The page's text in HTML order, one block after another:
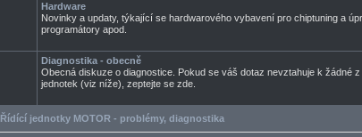
Hardware
Novinky a updaty, týkající se hardwarového vybavení pro chiptuning a
programátory apod.
Diagnostika - obecně
Obecná diskuze o diagnostice. Pokud se váš dotaz nevztahuje k žádné
jednotek (viz níže), zeptejte se zde.
Řídící jednotky MOTOR - problémy, diagnostika